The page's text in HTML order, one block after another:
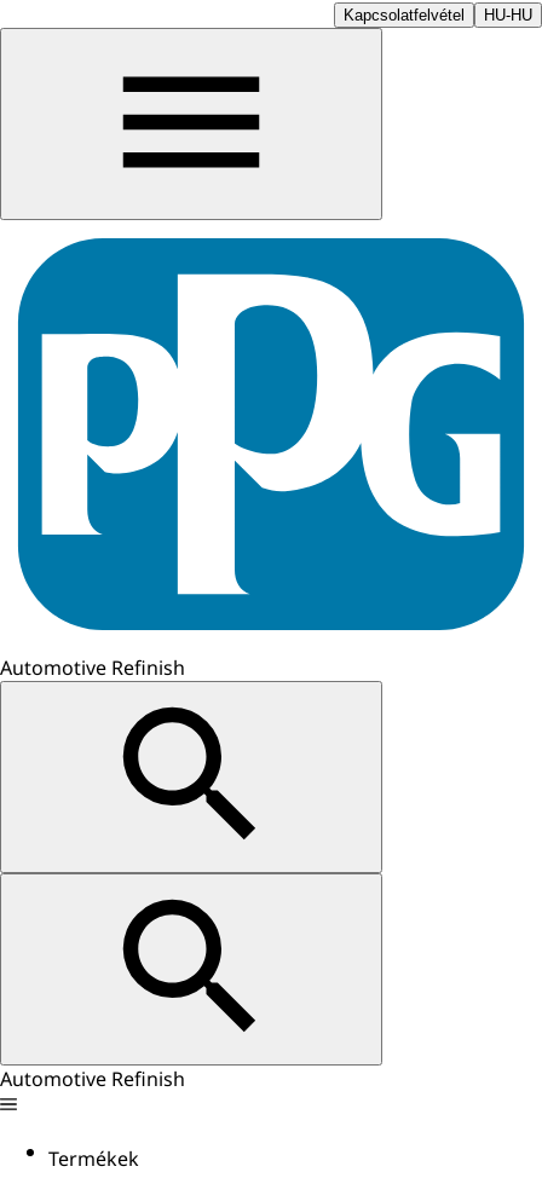
Kapcsolatfelvétel HU-HU
Automotive Refinish
Automotive Refinish
Termékek